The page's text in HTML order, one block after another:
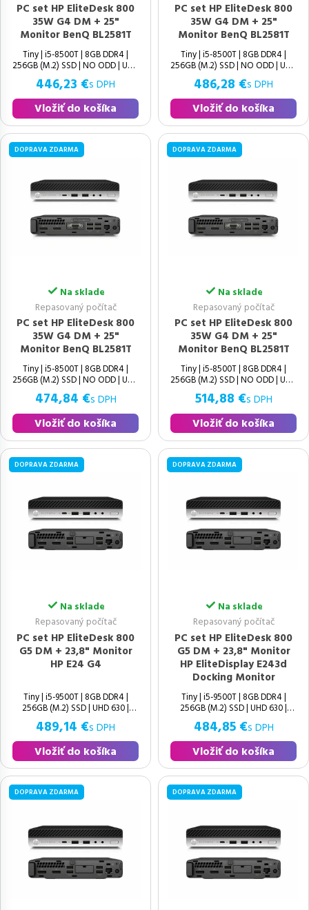
PC set HP EliteDesk 800
35W G4 DM + 25"
Monitor BenQ BL2581T
Tiny | i5-8500T | 8GB DDR4 |
256GB (M.2) SSD | NO ODD | UHD
446,23 €s DPH
Vložiť do košíka
PC set HP EliteDesk 800
35W G4 DM + 25"
Monitor BenQ BL2581T
Tiny | i5-8500T | 8GB DDR4 |
256GB (M.2) SSD | NO ODD | UHD
486,28 €s DPH
Vložiť do košíka
DOPRAVA ZDARMA
Na sklade
Repasovaný počítač
PC set HP EliteDesk 800
35W G4 DM + 25"
Monitor BenQ BL2581T
Tiny | i5-8500T | 8GB DDR4 |
256GB (M.2) SSD | NO ODD | UHD
474,84 €s DPH
Vložiť do košíka
DOPRAVA ZDARMA
Na sklade
Repasovaný počítač
PC set HP EliteDesk 800
35W G4 DM + 25"
Monitor BenQ BL2581T
Tiny | i5-8500T | 8GB DDR4 |
256GB (M.2) SSD | NO ODD | UHD
514,88 €s DPH
Vložiť do košíka
DOPRAVA ZDARMA
Na sklade
Repasovaný počítač
PC set HP EliteDesk 800
G5 DM + 23,8" Monitor
HP E24 G4
Tiny | i5-9500T | 8GB DDR4 |
256GB (M.2) SSD | UHD 630 |
Windows 11 Pro | Výborný | 9.
Generation
489,14 €s DPH
Vložiť do košíka
DOPRAVA ZDARMA
Na sklade
Repasovaný počítač
PC set HP EliteDesk 800
G5 DM + 23,8" Monitor
HP EliteDisplay E243d
Docking Monitor
Tiny | i5-9500T | 8GB DDR4 |
256GB (M.2) SSD | UHD 630 |
Windows 11 Pro | Výborný | 9.
484,85 €s DPH
Vložiť do košíka
DOPRAVA ZDARMA DOPRAVA ZDARMA